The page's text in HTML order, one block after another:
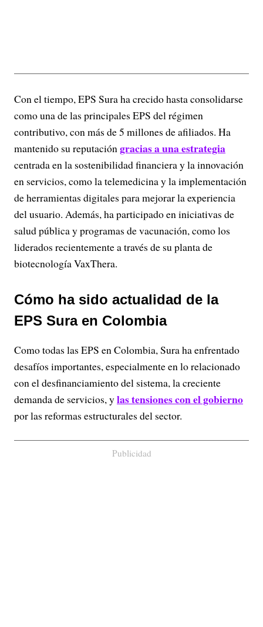
Con el tiempo, EPS Sura ha crecido hasta consolidarse
como una de las principales EPS del régimen
contributivo, con más de 5 millones de afiliados. Ha
mantenido su reputacióngracias a una estrategia
centrada en la sostenibilidad financiera y la innovación
en servicios, como la telemedicina y la implementación
de herramientas digitales para mejorar la experiencia
del usuario. Además, ha participado en iniciativas de
salud pública y programas de vacunación, como los
liderados recientemente a través de su planta de
biotecnología VaxThera.
Cómo ha sido actualidad de la
EPS Sura en Colombia
Como todas las EPS en Colombia, Sura ha enfrentado
desafíos importantes, especialmente en lo relacionado
con el desfinanciamiento del sistema, la creciente
demanda de servicios, ylas tensiones con el gobierno
por las reformas estructurales del sector.
Publicidad